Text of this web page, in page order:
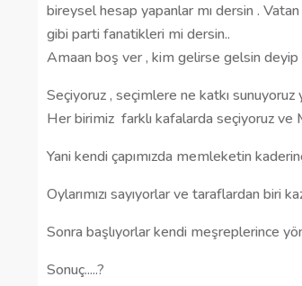
bireysel hesap yapanlar mı dersin .
gibi parti fanatikleri mi dersin..
Amaan boş ver , kim gelirse gelsin
Seçiyoruz , seçimlere ne katkı sunuyoruz
Her birimiz farklı kafalarda seçiyoruz ve
Yani kendi çapımızda memleketin
Oylarımızı sayıyorlar ve taraflardan biri
Sonra başlıyorlar kendi meşreplerince
Sonuç.....?